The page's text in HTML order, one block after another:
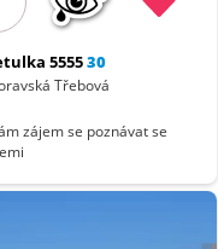
555530
Třebová
zájem se poznávat se